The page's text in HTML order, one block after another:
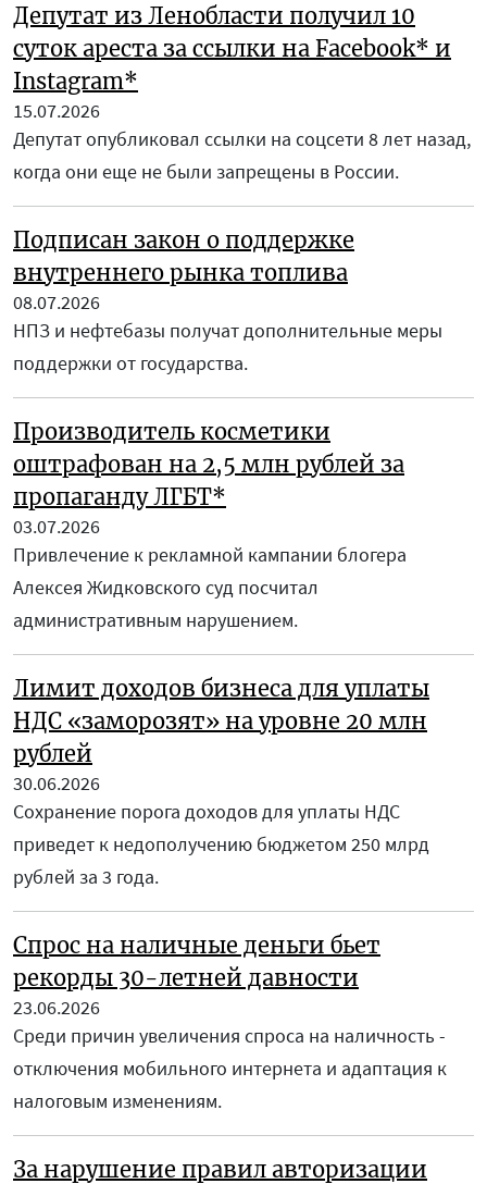
Депутат из Ленобласти получил 10
суток ареста за ссылки на Facebook* и
Instagram*
15.07.2026
Депутат опубликовал ссылки на соцсети 8 лет назад,
когда они еще не были запрещены в России.
Подписан закон о поддержке
внутреннего рынка топлива
08.07.2026
НПЗ и нефтебазы получат дополнительные меры
поддержки от государства.
Производитель косметики
оштрафован на 2,5 млн рублей за
пропаганду ЛГБТ*
03.07.2026
Привлечение к рекламной кампании блогера
Алексея Жидковского суд посчитал
административным нарушением.
Лимит доходов бизнеса для уплаты
НДС «заморозят» на уровне 20 млн
рублей
30.06.2026
Сохранение порога доходов для уплаты НДС
приведет к недополучению бюджетом 250 млрд
рублей за 3 года.
Спрос на наличные деньги бьет
рекорды 30-летней давности
23.06.2026
Среди причин увеличения спроса на наличность -
отключения мобильного интернета и адаптация к
налоговым изменениям.
За нарушение правил авторизации